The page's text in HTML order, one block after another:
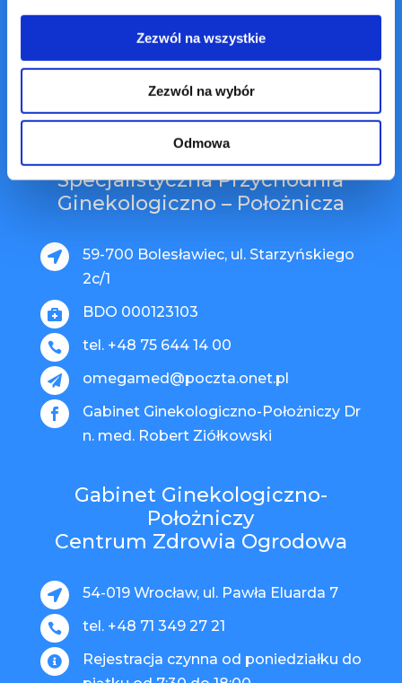
Zezwól na wszystkie
Zezwól na wybór
Odmowa
dr n. med. Robert Ziółkowski
Specjalistyczna Przychodnia
Ginekologiczno – Położnicza

59-700 Bolesławiec, ul. Starzyńskiego
2c/1
 BDO 000123103
 tel. +48 75 644 14 00
 omegamed@poczta.onet.pl

Gabinet Ginekologiczno-Położniczy Dr
n. med. Robert Ziółkowski
Gabinet Ginekologiczno-
Położniczy
Centrum Zdrowia Ogrodowa
 54-019 Wrocław, ul. Pawła Eluarda 7
 tel. +48 71 349 27 21

Rejestracja czynna od poniedziałku do